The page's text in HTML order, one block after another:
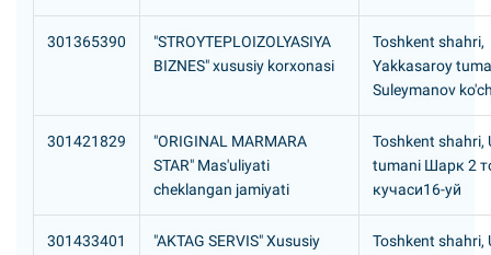
301365390
"STROYTEPLOIZOLYASIYA
BIZNES" xususiy korxonasi
Toshkent shahri,
Yakkasaroy
Suleymanov
301421829
"ORIGINAL MARMARA
STAR" Mas'uliyati
cheklangan jamiyati
Toshkent shahri,
tumani Шарк 2
кучаси16-уй
301433401
"AKTAG SERVIS" Xususiy
Toshkent shahri,